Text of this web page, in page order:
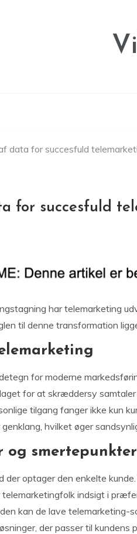
data for succesfuld
for succesfuld
har telemarketing
til denne transformation
for moderne
for at skræddersy
tilgang fanger ikke kun
hvilket øger
og smertepunkter
der optager den enkelte
indsigt i
kan de lave telemarketing-
der passer til kundens